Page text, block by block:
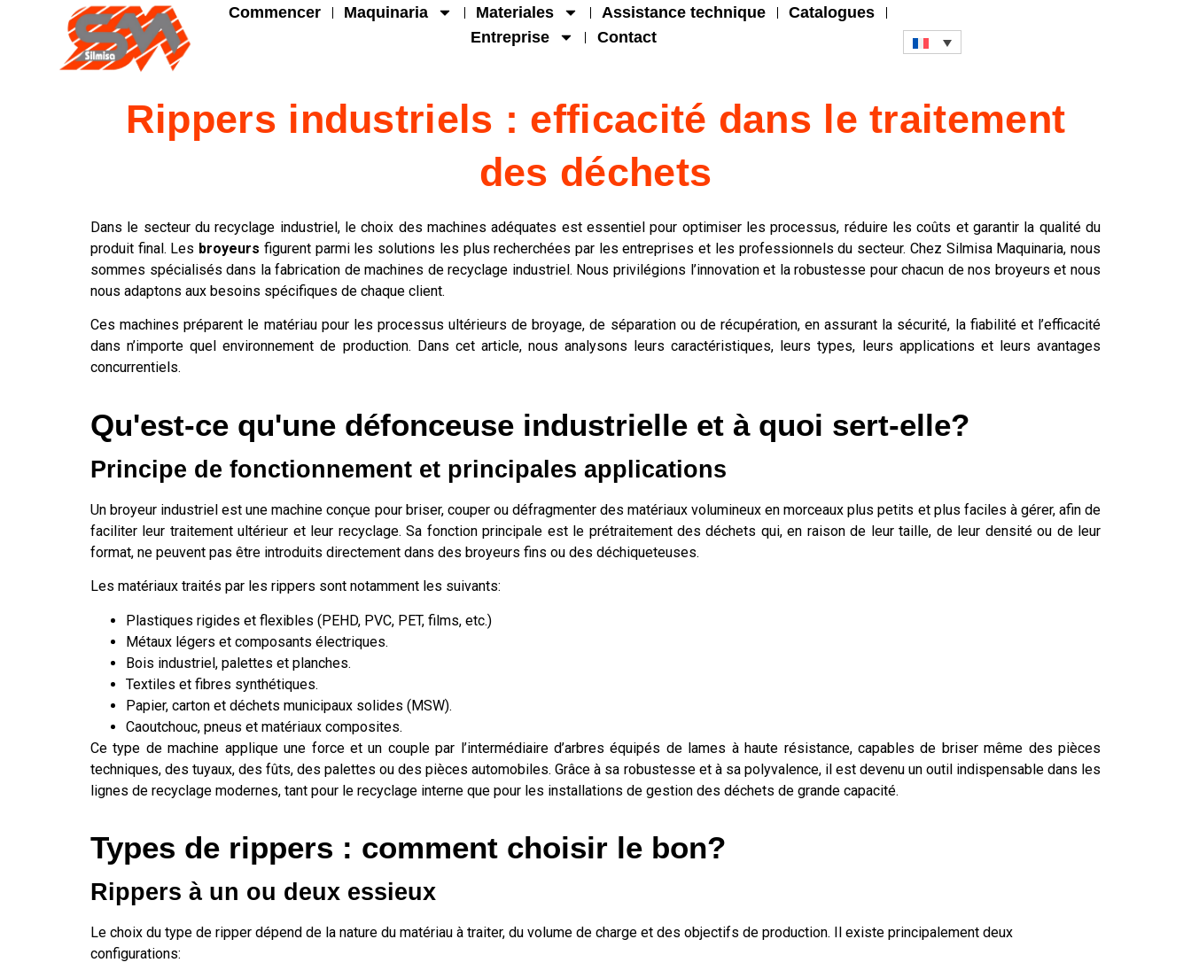
Commencer Maquinaria Materiales Assistance technique
Catalogues
Entreprise
Contact
Rippers industriels : efficacité dans le traitement
des déchets
Dans le secteur du recyclage industriel, le choix des machines adéquates est essentiel pour optimiser les processus, réduire les coûts et garantir la qualité du
produit final. Les broyeurs figurent parmi les solutions les plus recherchées par les entreprises et les professionnels du secteur. Chez Silmisa Maquinaria, nous
sommes spécialisés dans la fabrication de machines de recyclage industriel. Nous privilégions l’innovation et la robustesse pour chacun de nos broyeurs et nous
nous adaptons aux besoins spécifiques de chaque client.
Ces machines préparent le matériau pour les processus ultérieurs de broyage, de séparation ou de récupération, en assurant la sécurité, la fiabilité et l’efficacité
dans n’importe quel environnement de production. Dans cet article, nous analysons leurs caractéristiques, leurs types, leurs applications et leurs avantages
concurrentiels.
Qu'est-ce qu'une défonceuse industrielle et à quoi sert-elle?
Principe de fonctionnement et principales applications
Un broyeur industriel est une machine conçue pour briser, couper ou défragmenter des matériaux volumineux en morceaux plus petits et plus faciles à gérer, afin de
faciliter leur traitement ultérieur et leur recyclage. Sa fonction principale est le prétraitement des déchets qui, en raison de leur taille, de leur densité ou de leur
format, ne peuvent pas être introduits directement dans des broyeurs fins ou des déchiqueteuses.
Les matériaux traités par les rippers sont notamment les suivants:
Plastiques rigides et flexibles (PEHD, PVC, PET, films, etc.)
Métaux légers et composants électriques.
Bois industriel, palettes et planches.
Textiles et fibres synthétiques.
Papier, carton et déchets municipaux solides (MSW).
Caoutchouc, pneus et matériaux composites.
Ce type de machine applique une force et un couple par l’intermédiaire d’arbres équipés de lames à haute résistance, capables de briser même des pièces
techniques, des tuyaux, des fûts, des palettes ou des pièces automobiles. Grâce à sa robustesse et à sa polyvalence, il est devenu un outil indispensable dans les
lignes de recyclage modernes, tant pour le recyclage interne que pour les installations de gestion des déchets de grande capacité.
Types de rippers : comment choisir le bon?
Rippers à un ou deux essieux
Le choix du type de ripper dépend de la nature du matériau à traiter, du volume de charge et des objectifs de production. Il existe principalement deux
configurations: